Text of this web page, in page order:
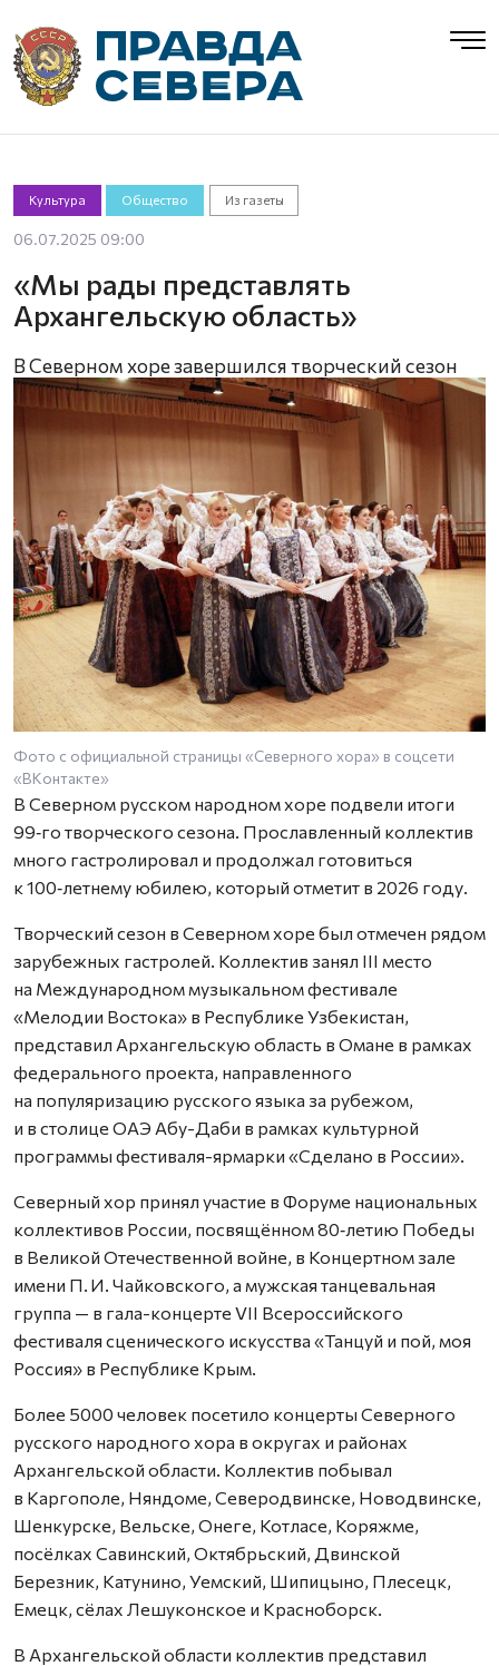
Культура Общество Из газеты
06.07.2025 09:00
«Мы рады представлять
Архангельскую область»
В Северном хоре завершился творческий сезон
Фото с официальной страницы «Северного хора» в соцсети
«ВКонтакте»
В Северном русском народном хоре подвели итоги
99‑го творческого сезона. Прославленный коллектив
много гастролировал и продолжал готовиться
к 100‑летнему юбилею, который отметит в 2026 году.
Творческий сезон в Северном хоре был отмечен рядом
зарубежных гастролей. Коллектив занял III место
на Международном музыкальном фестивале
«Мелодии Востока» в Республике Узбекистан,
представил Архангельскую область в Омане в рамках
федерального проекта, направленного
на популяризацию русского языка за рубежом,
и в столице ОАЭ Абу-Даби в рамках культурной
программы фестиваля-ярмарки «Сделано в России».
Северный хор принял участие в Форуме национальных
коллективов России, посвящённом 80‑летию Победы
в Великой Отечественной войне, в Концертном зале
имени П. И. Чайковского, а мужская танцевальная
группа — в гала-концерте VII Всероссийского
фестиваля сценического искусства «Танцуй и пой, моя
Россия» в Республике Крым.
Более 5000 человек посетило концерты Северного
русского народного хора в округах и районах
Архангельской области. Коллектив побывал
в Каргополе, Няндоме, Северодвинске, Новодвинске,
Шенкурске, Вельске, Онеге, Котласе, Коряжме,
посёлках Савинский, Октябрьский, Двинской
Березник, Катунино, Уемский, Шипицыно, Плесецк,
Емецк, сёлах Лешуконское и Красноборск.
В Архангельской области коллектив представил